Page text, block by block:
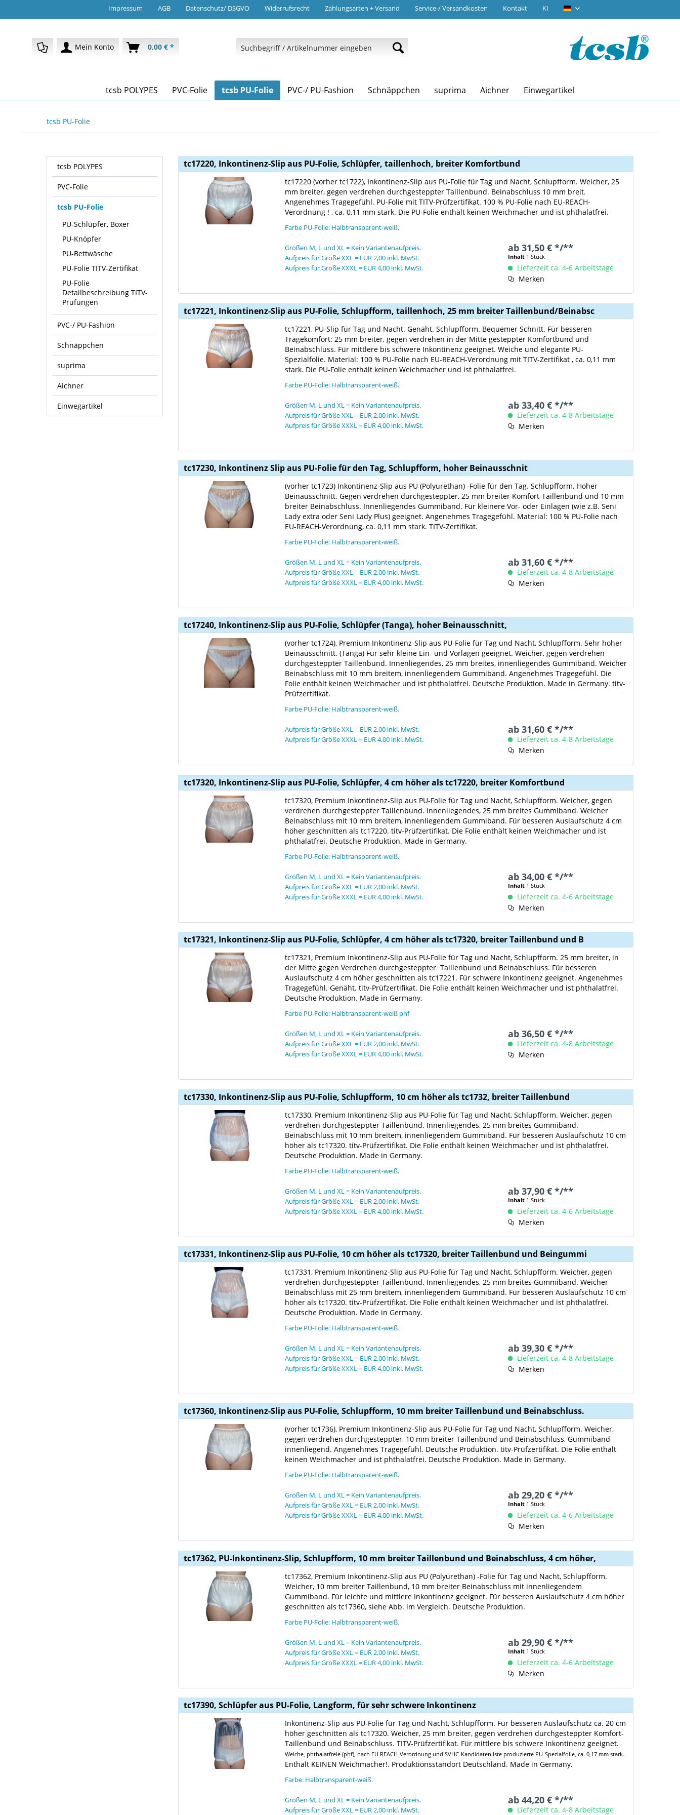
Impressum AGB Datenschutz/ DSGVO Widerrufsrecht Zahlungsarten + Versand Service-/ Versandkosten Kontakt KI tcsb.de
Mein Konto 0,00 € *
tcsb POLYPES PVC-Folie tcsb PU-Folie PVC-/ PU-Fashion Schnäppchen suprima Aichner Einwegartikel
tcsb PU-Folie
tcsb POLYPES
PVC-Folie
tcsb PU-Folie
PU-Schlüpfer, Boxer
PU-Knöpfer
PU-Bettwäsche
PU-Folie TITV-Zertifikat
PU-Folie
Detailbeschreibung TITV-
Prüfungen
PVC-/ PU-Fashion
Schnäppchen
suprima
Aichner
Einwegartikel
tc17220, Inkontinenz-Slip aus PU-Folie, Schlüpfer, taillenhoch, breiter Komfortbund
tc17220 (vorher tc1722), Inkontinenz-Slip aus PU-Folie für Tag und Nacht, Schlupfform. Weicher, 25
mm breiter, gegen verdrehen durchgesteppter Taillenbund. Beinabschluss 10 mm breit.
Angenehmes Tragegefühl. PU-Folie mit TITV-Prüfzertifikat. 100 % PU-Folie nach EU-REACH-
Verordnung ! , ca. 0,11 mm stark. Die PU-Folie enthält keinen Weichmacher und ist phthalatfrei.
Farbe PU-Folie: Halbtransparent-weiß.
Größen M, L und XL = Kein Variantenaufpreis.
Aufpreis für Größe XXL = EUR 2,00 inkl. MwSt.
Aufpreis für Größe XXXL = EUR 4,00 inkl. MwSt.
ab 31,50 € */**
Inhalt 1 Stück
Lieferzeit ca. 4-6 Arbeitstage
Merken
tc17221, Inkontinenz-Slip aus PU-Folie, Schlupfform, taillenhoch, 25 mm breiter Taillenbund/Beinabsc
tc17221, PU-Slip für Tag und Nacht. Genäht. Schlupfform. Bequemer Schnitt. Für besseren
Tragekomfort: 25 mm breiter, gegen verdrehen in der Mitte gesteppter Komfortbund und
Beinabschluss. Für mittlere bis schwere Inkontinenz geeignet. Weiche und elegante PU-
Spezialfolie. Material: 100 % PU-Folie nach EU-REACH-Verordnung mit TITV-Zertifikat , ca. 0,11 mm
stark. Die PU-Folie enthält keinen Weichmacher und ist phthalatfrei.
Farbe PU-Folie: Halbtransparent-weiß.
Größen M, L und XL = Kein Variantenaufpreis.
Aufpreis für Größe XXL = EUR 2,00 inkl. MwSt.
Aufpreis für Größe XXXL = EUR 4,00 inkl. MwSt.
ab 33,40 € */**
Lieferzeit ca. 4-8 Arbeitstage
Merken
tc17230, Inkontinenz Slip aus PU-Folie für den Tag, Schlupfform, hoher Beinausschnit
(vorher tc1723) Inkontinenz-Slip aus PU (Polyurethan) -Folie für den Tag. Schlupfform. Hoher
Beinausschnitt. Gegen verdrehen durchgesteppter, 25 mm breiter Komfort-Taillenbund und 10 mm
breiter Beinabschluss. Innenliegendes Gummiband. Für kleinere Vor- oder Einlagen (wie z.B. Seni
Lady extra oder Seni Lady Plus) geeignet. Angenehmes Tragegefühl. Material: 100 % PU-Folie nach
EU-REACH-Verordnung, ca. 0,11 mm stark. TITV-Zertifikat.
Farbe PU-Folie: Halbtransparent-weiß.
Größen M, L und XL = Kein Variantenaufpreis.
Aufpreis für Größe XXL = EUR 2,00 inkl. MwSt.
Aufpreis für Größe XXXL = EUR 4,00 inkl. MwSt.
ab 31,60 € */**
Lieferzeit ca. 4-8 Arbeitstage
Merken
tc17240, Inkontinenz-Slip aus PU-Folie, Schlüpfer (Tanga), hoher Beinausschnitt,
(vorher tc1724), Premium Inkontinenz-Slip aus PU-Folie für Tag und Nacht, Schlupfform. Sehr hoher
Beinausschnitt. (Tanga) Für sehr kleine Ein- und Vorlagen geeignet. Weicher, gegen verdrehen
durchgesteppter Taillenbund. Innenliegendes, 25 mm breites, innenliegendes Gummiband. Weicher
Beinabschluss mit 10 mm breitem, innenliegendem Gummiband. Angenehmes Tragegefühl. Die
Folie enthält keinen Weichmacher und ist phthalatfrei. Deutsche Produktion. Made in Germany. titv-
Prüfzertifikat.
Farbe PU-Folie: Halbtransparent-weiß.
Aufpreis für Größe XXL = EUR 2,00 inkl. MwSt.
Aufpreis für Größe XXXL = EUR 4,00 inkl. MwSt.
ab 31,60 € */**
Lieferzeit ca. 4-8 Arbeitstage
Merken
tc17320, Inkontinenz-Slip aus PU-Folie, Schlüpfer, 4 cm höher als tc17220, breiter Komfortbund
tc17320, Premium Inkontinenz-Slip aus PU-Folie für Tag und Nacht, Schlupfform. Weicher, gegen
verdrehen durchgesteppter Taillenbund. Innenliegendes, 25 mm breites Gummiband. Weicher
Beinabschluss mit 10 mm breitem, innenliegendem Gummiband. Für besseren Auslaufschutz 4 cm
höher geschnitten als tc17220. titv-Prüfzertifikat. Die Folie enthält keinen Weichmacher und ist
phthalatfrei. Deutsche Produktion. Made in Germany.
Farbe PU-Folie: Halbtransparent-weiß.
Größen M, L und XL = Kein Variantenaufpreis.
Aufpreis für Größe XXL = EUR 2,00 inkl. MwSt.
Aufpreis für Größe XXXL = EUR 4,00 inkl. MwSt.
ab 34,00 € */**
Inhalt 1 Stück
Lieferzeit ca. 4-6 Arbeitstage
Merken
tc17321, Inkontinenz-Slip aus PU-Folie, Schlüpfer, 4 cm höher als tc17320, breiter Taillenbund und B
tc17321, Premium Inkontinenz-Slip aus PU-Folie für Tag und Nacht, Schlupfform. 25 mm breiter, in
der Mitte gegen Verdrehen durchgesteppter Taillenbund und Beinabschluss. Für besseren
Auslaufschutz 4 cm höher geschnitten als tc17221. Für schwere Inkontinenz geeignet. Angenehmes
Tragegefühl. Genäht. titv-Prüfzertifikat. Die Folie enthält keinen Weichmacher und ist phthalatfrei.
Deutsche Produktion. Made in Germany.
Farbe PU-Folie: Halbtransparent-weiß phf
Größen M, L und XL = Kein Variantenaufpreis.
Aufpreis für Größe XXL = EUR 2,00 inkl. MwSt.
Aufpreis für Größe XXXL = EUR 4,00 inkl. MwSt.
ab 36,50 € */**
Lieferzeit ca. 4-8 Arbeitstage
Merken
tc17330, Inkontinenz-Slip aus PU-Folie, Schlupfform, 10 cm höher als tc1732, breiter Taillenbund
tc17330, Premium Inkontinenz-Slip aus PU-Folie für Tag und Nacht, Schlupfform. Weicher, gegen
verdrehen durchgesteppter Taillenbund. Innenliegendes, 25 mm breites Gummiband.
Beinabschluss mit 10 mm breitem, innenliegendem Gummiband. Für besseren Auslaufschutz 10 cm
höher als tc17320. titv-Prüfzertifikat. Die Folie enthält keinen Weichmacher und ist phthalatfrei.
Deutsche Produktion. Made in Germany.
Farbe PU-Folie: Halbtransparent-weiß.
Größen M, L und XL = Kein Variantenaufpreis.
Aufpreis für Größe XXL = EUR 2,00 inkl. MwSt.
Aufpreis für Größe XXXL = EUR 4,00 inkl. MwSt.
ab 37,90 € */**
Inhalt 1 Stück
Lieferzeit ca. 4-6 Arbeitstage
Merken
tc17331, Inkontinenz-Slip aus PU-Folie, 10 cm höher als tc17320, breiter Taillenbund und Beingummi
tc17331, Premium Inkontinenz-Slip aus PU-Folie für Tag und Nacht, Schlupfform. Weicher, gegen
verdrehen durchgesteppter Taillenbund. Innenliegendes, 25 mm breites Gummiband. Weicher
Beinabschluss mit 25 mm breitem, innenliegendem Gummiband. Für besseren Auslaufschutz 10 cm
höher als tc17320. titv-Prüfzertifikat. Die Folie enthält keinen Weichmacher und ist phthalatfrei.
Deutsche Produktion. Made in Germany.
Farbe PU-Folie: Halbtransparent-weiß.
Größen M, L und XL = Kein Variantenaufpreis.
Aufpreis für Größe XXL = EUR 2,00 inkl. MwSt.
Aufpreis für Größe XXXL = EUR 4,00 inkl. MwSt.
ab 39,30 € */**
Lieferzeit ca. 4-8 Arbeitstage
Merken
tc17360, Inkontinenz-Slip aus PU-Folie, Schlupfform, 10 mm breiter Taillenbund und Beinabschluss.
(vorher tc1736), Premium Inkontinenz-Slip aus PU-Folie für Tag und Nacht, Schlupfform. Weicher,
gegen verdrehen durchgesteppter, 10 mm breiter Taillenbund und Beinabschluss, Gummiband
innenliegend. Angenehmes Tragegefühl. Deutsche Produktion. titv-Prüfzertifikat. Die Folie enthält
keinen Weichmacher und ist phthalatfrei. Deutsche Produktion. Made in Germany.
Farbe PU-Folie: Halbtransparent-weiß.
Größen M, L und XL = Kein Variantenaufpreis.
Aufpreis für Größe XXL = EUR 2,00 inkl. MwSt.
Aufpreis für Größe XXXL = EUR 4,00 inkl. MwSt.
ab 29,20 € */**
Inhalt 1 Stück
Lieferzeit ca. 4-6 Arbeitstage
Merken
tc17362, PU-Inkontinenz-Slip, Schlupfform, 10 mm breiter Taillenbund und Beinabschluss, 4 cm höher,
tc17362, Premium Inkontinenz-Slip aus PU (Polyurethan) -Folie für Tag und Nacht, Schlupfform.
Weicher, 10 mm breiter Taillenbund, 10 mm breiter Beinabschluss mit innenliegendem
Gummiband. Für leichte und mittlere Inkontinenz geeignet. Für besseren Auslaufschutz 4 cm höher
geschnitten als tc17360, siehe Abb. im Vergleich. Deutsche Produktion.
Farbe PU-Folie: Halbtransparent-weiß.
Größen M, L und XL = Kein Variantenaufpreis.
Aufpreis für Größe XXL = EUR 2,00 inkl. MwSt.
Aufpreis für Größe XXXL = EUR 4,00 inkl. MwSt.
ab 29,90 € */**
Inhalt 1 Stück
Lieferzeit ca. 4-6 Arbeitstage
Merken
tc17390, Schlüpfer aus PU-Folie, Langform, für sehr schwere Inkontinenz
Inkontinenz-Slip aus PU-Folie für Tag und Nacht, Schlupfform. Für besseren Auslaufschutz ca. 20 cm
höher geschnitten als tc17320. Weicher, 25 mm breiter, gegen verdrehen durchgesteppter Komfort-
Taillenbund und Beinabschluss. TITV-Prüfzertifikat. Für mittlere bis schwere Inkontinenz geeignet.
Weiche, phthalatfreie (phf), nach EU REACH-Verordnung und SVHC-Kandidatenliste produzierte PU-Spezialfolie, ca. 0,17 mm stark.
Enthält KEINEN Weichmacher!. Produktionsstandort Deutschland. Made in Germany.
Farbe: Halbtransparent-weiß.
Größen M, L und XL = Kein Variantenaufpreis.
Aufpreis für Größe XXL = EUR 2,00 inkl. MwSt.
ab 44,20 € */**
Lieferzeit ca. 4-8 Arbeitstage